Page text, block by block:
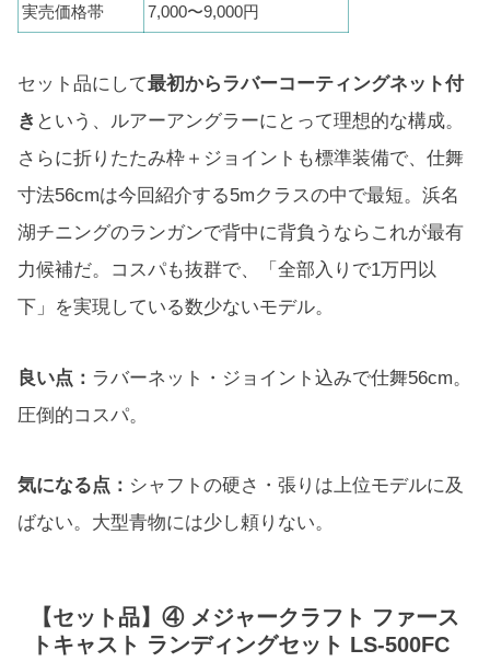
実売価格帯 7,000〜9,000円
セット品にして最初からラバーコーティングネット付
き という、ルアーアングラーにとって理想的な構成。
さらに折りたたみ枠＋ジョイントも標準装備で、仕舞
寸法56cmは今回紹介する5mクラスの中で最短。浜名
湖チニングのランガンで背中に背負うならこれが最有
力候補だ。コスパも抜群で、「全部入りで1万円以
下」を実現している数少ないモデル。
良い点： ラバーネット・ジョイント込みで仕舞56cm。
圧倒的コスパ。
気になる点： シャフトの硬さ・張りは上位モデルに及
ばない。大型青物には少し頼りない。
【セット品】④ メジャークラフト ファース
トキャスト ランディングセット LS-500FC